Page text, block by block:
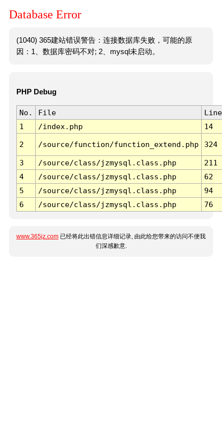
Database Error
(1040) 365建站错误警告：连接数据库失败，可能的原
因：1、数据库密码不对; 2、mysql未启动。
PHP Debug
No. File
Line
1
/index.php 14
2 /source/function/function_extend.php 324
3 /source/class/jzmysql.class.php
211
4
/source/class/jzmysql.class.php
62
5
/source/class/jzmysql.class.php
94
6
/source/class/jzmysql.class.php 76
www.365jz.com 已经将此出错信息详细记录, 由此给您带来的访问不便我
们深感歉意.